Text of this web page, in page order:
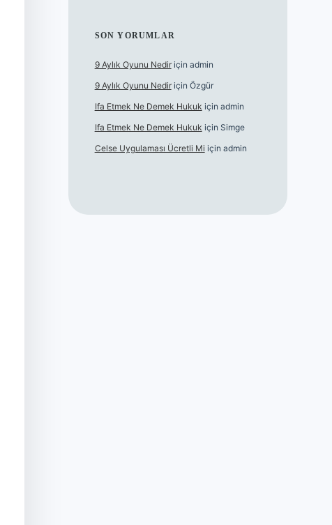
SON YORUMLAR
9 Aylık Oyunu Nediriçin admin
9 Aylık Oyunu Nediriçin Özgür
Ifa Etmek Ne Demek Hukuk için admin
Ifa Etmek Ne Demek Hukuk için Simge
Celse Uygulaması Ücretli Mi için admin